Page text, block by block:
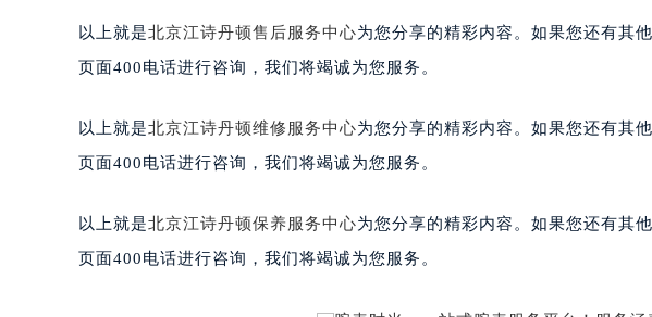
以上就是北京江诗丹顿售后服务中心为您分享的精彩内容。如果您还有其
页面400电话进行咨询，我们将竭诚为您服务。
以上就是北京江诗丹顿维修服务中心为您分享的精彩内容。如果您还有其
页面400电话进行咨询，我们将竭诚为您服务。
以上就是北京江诗丹顿保养服务中心为您分享的精彩内容。如果您还有其
页面400电话进行咨询，我们将竭诚为您服务。